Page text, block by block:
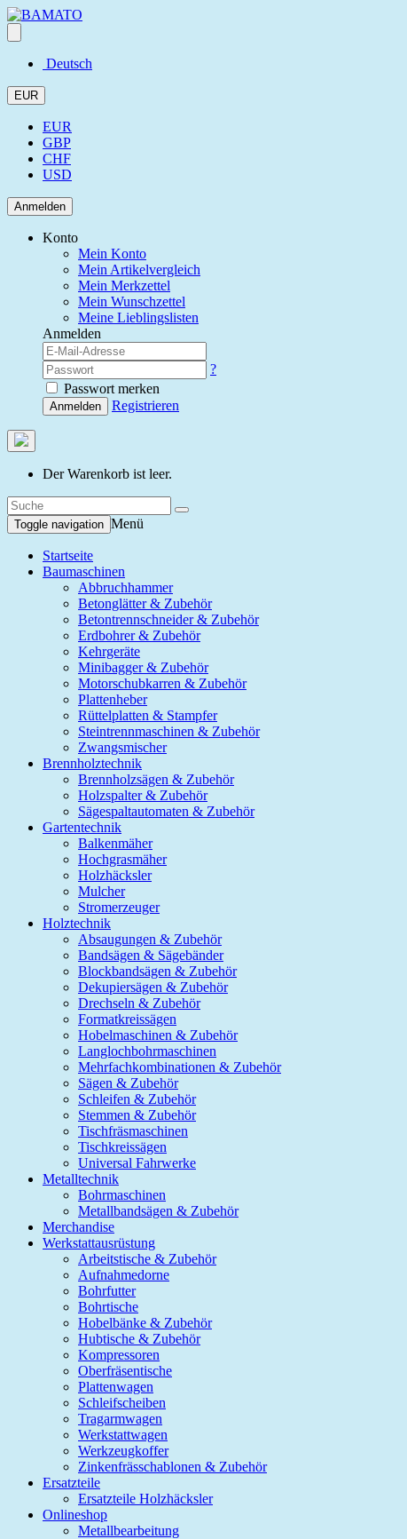
Deutsch
EUR
EUR
GBP
CHF
USD
Anmelden
Konto
Mein Konto
Mein Artikelvergleich
Mein Merkzettel
Mein Wunschzettel
Meine Lieblingslisten
Anmelden
?
Passwort merken
Anmelden Registrieren
Der Warenkorb ist leer.
Toggle navigation Menü
Startseite
Baumaschinen
Abbruchhammer
Betonglätter & Zubehör
Betontrennschneider & Zubehör
Erdbohrer & Zubehör
Kehrgeräte
Minibagger & Zubehör
Motorschubkarren & Zubehör
Plattenheber
Rüttelplatten & Stampfer
Steintrennmaschinen & Zubehör
Zwangsmischer
Brennholztechnik
Brennholzsägen & Zubehör
Holzspalter & Zubehör
Sägespaltautomaten & Zubehör
Gartentechnik
Balkenmäher
Hochgrasmäher
Holzhäcksler
Mulcher
Stromerzeuger
Holztechnik
Absaugungen & Zubehör
Bandsägen & Sägebänder
Blockbandsägen & Zubehör
Dekupiersägen & Zubehör
Drechseln & Zubehör
Formatkreissägen
Hobelmaschinen & Zubehör
Langlochbohrmaschinen
Mehrfachkombinationen & Zubehör
Sägen & Zubehör
Schleifen & Zubehör
Stemmen & Zubehör
Tischfräsmaschinen
Tischkreissägen
Universal Fahrwerke
Metalltechnik
Bohrmaschinen
Metallbandsägen & Zubehör
Merchandise
Werkstattausrüstung
Arbeitstische & Zubehör
Aufnahmedorne
Bohrfutter
Bohrtische
Hobelbänke & Zubehör
Hubtische & Zubehör
Kompressoren
Oberfräsentische
Plattenwagen
Schleifscheiben
Tragarmwagen
Werkstattwagen
Werkzeugkoffer
Zinkenfrässchablonen & Zubehör
Ersatzteile
Ersatzteile Holzhäcksler
Onlineshop
Metallbearbeitung